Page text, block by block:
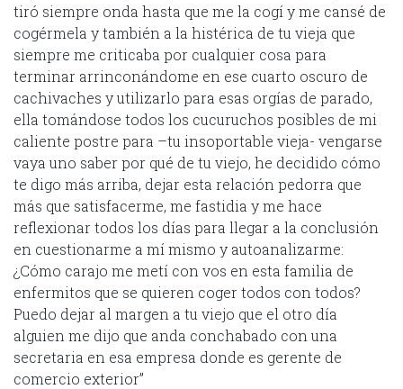
tiró siempre onda hasta que me la cogí y me cansé de
cogérmela y también a la histérica de tu vieja que
siempre me criticaba por cualquier cosa para
terminar arrinconándome en ese cuarto oscuro de
cachivaches y utilizarlo para esas orgías de parado,
ella tomándose todos los cucuruchos posibles de mi
caliente postre para –tu insoportable vieja- vengarse
vaya uno saber por qué de tu viejo, he decidido cómo
te digo más arriba, dejar esta relación pedorra que
más que satisfacerme, me fastidia y me hace
reflexionar todos los días para llegar a la conclusión
en cuestionarme a mí mismo y autoanalizarme:
¿Cómo carajo me metí con vos en esta familia de
enfermitos que se quieren coger todos con todos?
Puedo dejar al margen a tu viejo que el otro día
alguien me dijo que anda conchabado con una
secretaria en esa empresa donde es gerente de
comercio exterior”